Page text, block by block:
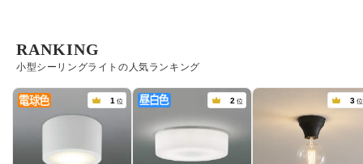
小型シーリングライトの人気ランキング
RANKING
1 位 2 位 3 位